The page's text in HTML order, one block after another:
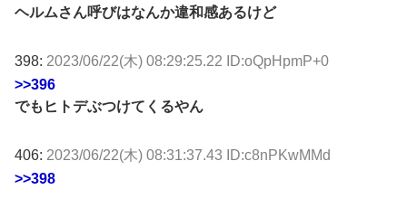
ヘルムさん呼びはなんか違和感あるけど
398: 2023/06/22(木) 08:29:25.22 ID:oQpHpmP+0
>>396
でもヒトデぶつけてくるやん
406: 2023/06/22(木) 08:31:37.43 ID:c8nPKwMMd
>>398